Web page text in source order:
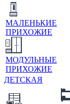
МАЛЕНЬКИЕ
ПРИХОЖИЕ
МОДУЛЬНЫЕ
ПРИХОЖИЕ
ДЕТСКАЯ